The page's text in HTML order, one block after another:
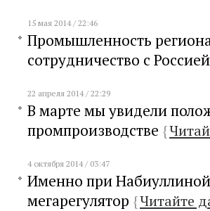
15 мая 2014 / 22:46
Промышленность
сотрудничество с Россией
22 апреля 2014 / 22:29
В марте мы увидели
промпроизводстве {
4 октября 2014 / 03:47
Именно при
мегарегулятор {Читайте